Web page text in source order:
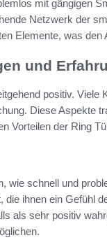
mit gängigen
Netzwerk der
Elemente, was den
und
positiv. Viele
Diese Aspekte
Vorteilen der Ring
wie schnell und
ihnen ein Gefühl
als sehr positiv